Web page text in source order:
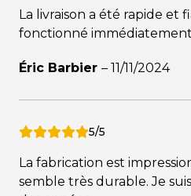
La livraison a été rapide et
fonctionné
Éric Barbier – 11/11/2024
5/5
La fabrication est
semble très durable. Je